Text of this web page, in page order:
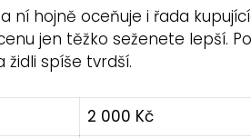
ní hojně oceňuje i řada
jen těžko seženete lepší.
židli spíše tvrdší.
2 000 Kč